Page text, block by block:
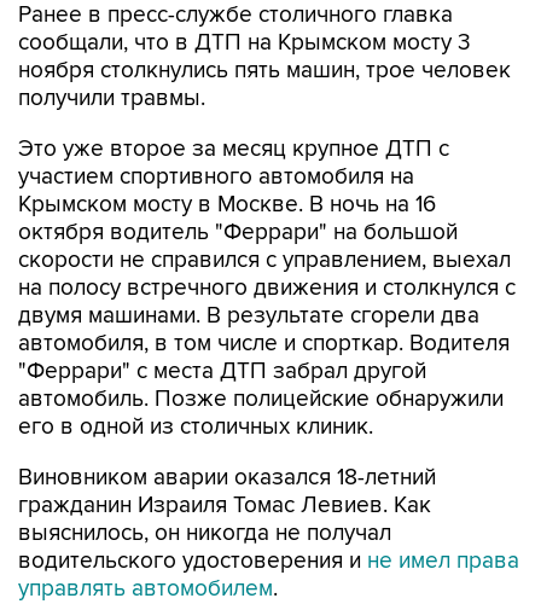
Ранее в пресс-службе столичного главка
сообщали, что в ДТП на Крымском мосту 3
ноября столкнулись пять машин, трое человек
получили травмы.
Это уже второе за месяц крупное ДТП с
участием спортивного автомобиля на
Крымском мосту в Москве. В ночь на 16
октября водитель "Феррари" на большой
скорости не справился с управлением, выехал
на полосу встречного движения и столкнулся с
двумя машинами. В результате сгорели два
автомобиля, в том числе и спорткар. Водителя
"Феррари" с места ДТП забрал другой
автомобиль. Позже полицейские обнаружили
его в одной из столичных клиник.
Виновником аварии оказался 18-летний
гражданин Израиля Томас Левиев. Как
выяснилось, он никогда не получал
водительского удостоверения и не имел права
управлять автомобилем.